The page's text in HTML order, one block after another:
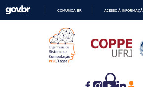
CONTEÚDO
COMUNICA BR ACESSO À